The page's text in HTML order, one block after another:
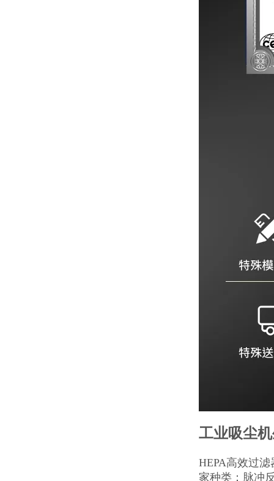
工业吸尘
HEPA高效过
家种类：脉冲